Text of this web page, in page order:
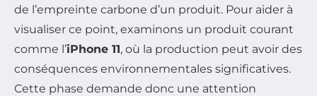
de l’empreinte carbone d’un produit. Pour aider à
visualiser ce point, examinons un produit courant
comme l’iPhone 11, où la production peut avoir des
conséquences environnementales significatives.
Cette phase demande donc une attention